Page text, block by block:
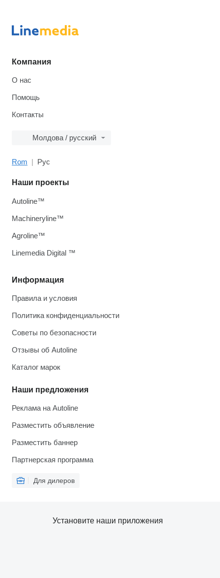
Компания
О нас
Помощь
Контакты
Молдова / русский
Rom Рус
Информация
Правила и условия
Политика конфиденциальности
Советы по безопасности
Отзывы об Autoline
Каталог марок
Наши предложения
Реклама на Autoline
Разместить объявление
Разместить баннер
Партнерская программа
Для дилеров
Наши проекты
Autoline™
Machineryline™
Agroline™
Linemedia Digital ™
Установите наши приложения